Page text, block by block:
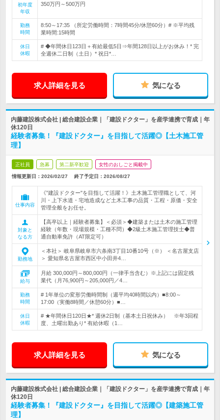
初年度
年収
350万円～500万円
勤務
時間
8:50～17:35 （所定労働時間：7時間45分/休憩60分）# ※平均残
業時間:15時間
休日
休暇
# ◆年間休日123日＋有給最低5日⇒年間128日以上がお休み！* 完
全週休二日制（土日）* 祝日*…
求人詳細を見る 気になる
内藤建設株式会社 | 総合建設企業｜「建設ドクター」を産学連携で育成｜年
休120日
経験者募集！『建設ドクター』を目指して活躍◎【土木施工管
理】
正社員 急募 第二新卒歓迎 女性のおしごと掲載中
情報更新日：2026/02/27 終了予定日： 2026/08/27
仕事内容
《”建設ドクター"を目指して活躍！》土木施工管理職として、河
川・上下水道・宅地造成など土木工事の品質・工程・原価・安全
管理全般をお任せ。
対象と
なる方
【高卒以上｜経験者募集】＜必須＞◆建築または土木の施工管理
経験（年数・現場規模・工種不問）◆2級土木施工管理技士◆普
通自動車免許（AT限定可）
勤務地
＜本社＞ 岐阜県岐阜市六条南3丁目10番10号（※） ＜名古屋支店
＞ 愛知県名古屋市西区中小田井4…
給与
月給 300,000円～800,000円（一律手当含む）※上記には固定残
業代（月76,900円～205,000円／4…
勤務
時間
# 1年単位の変形労働時間制（週平均40時間以内）■8:00～
17:00（実働8時間／休憩60分）■…
休日
休暇
# ★年間休日120日★* 週休2日制（基本土日祝休み） ※年3回程
度、土曜出勤あり* 有給休暇（1…
求人詳細を見る 気になる
内藤建設株式会社 | 総合建設企業｜「建設ドクター」を産学連携で育成｜年
休120日
経験者募集！『建設ドクター』を目指して活躍◎【建築施工管
理】